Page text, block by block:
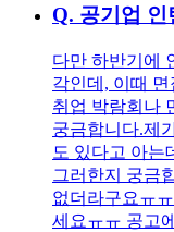
Q. 공기업 인
다만 하반기에
각인데, 이때
취업 박람회나
궁금합니다. ​ 제
도 있다고 아는
그러한지 궁금
없더라구요ㅠ
세요ㅠㅠ 공고